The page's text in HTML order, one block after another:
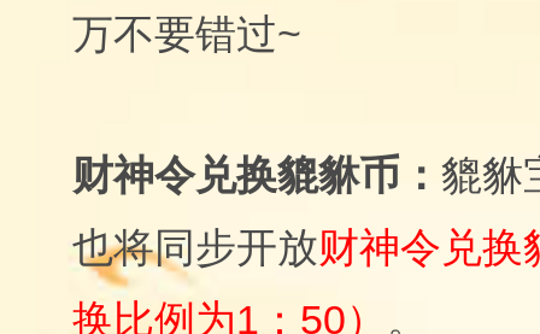
万不要错过~
财神令兑换貔貅币： 貔貅
也将同步开放财神令兑换
换比例为1：50） 。